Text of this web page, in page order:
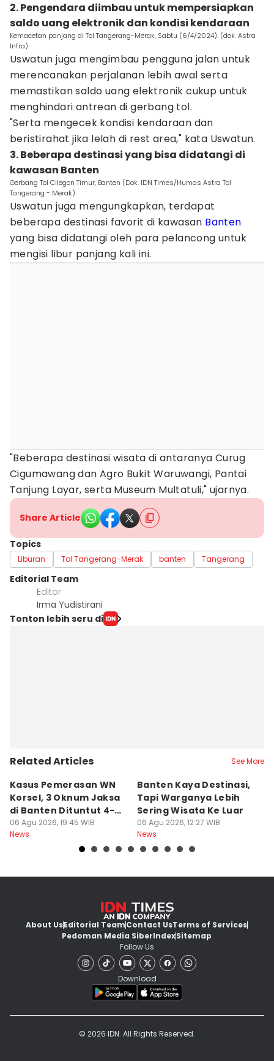
2. Pengendara diimbau untuk mempersiapkan
saldo uang elektronik dan kondisi kendaraan
Kemacetan panjang di Tol Tangerang-Merak, Sabtu (6/4/2024). (dok. Astra
Infra)
Uswatun juga mengimbau pengguna jalan untuk
merencanakan perjalanan lebih awal serta
memastikan saldo uang elektronik cukup untuk
menghindari antrean di gerbang tol.
"Serta mengecek kondisi kendaraan dan
beristirahat jika lelah di rest area," kata Uswatun.
3. Beberapa destinasi yang bisa didatangi di
kawasan Banten
Gerbang Tol Cilegon Timur, Banten (Dok. IDN Times/Humas Astra Tol
Tangerang - Merak)
Uswatun juga mengungkapkan, terdapat
beberapa destinasi favorit di kawasan Banten
yang bisa didatangi oleh para pelancong untuk
mengisi libur panjang kali ini.
"Beberapa destinasi wisata di antaranya Curug
Cigumawang dan Agro Bukit Waruwangi, Pantai
Tanjung Layar, serta Museum Multatuli," ujarnya.
Share Article
Topics
Liburan Tol Tangerang-Merak banten Tangerang
Editorial Team
Editor
Irma Yudistirani
Tonton lebih seru di
Related Articles See More
Kasus Pemerasan WN
Korsel, 3 Oknum Jaksa
di Banten Dituntut 4-5
Tahun
06 Agu 2026, 19:45 WIB
News
Banten Kaya Destinasi,
Tapi Warganya Lebih
Sering Wisata Ke Luar
06 Agu 2026, 12:27 WIB
News
About UsEditorial TeamContact UsTerms of Services
Pedoman Media SiberIndexSitemap
Follow Us
Download
© 2026 IDN. All Rights Reserved.